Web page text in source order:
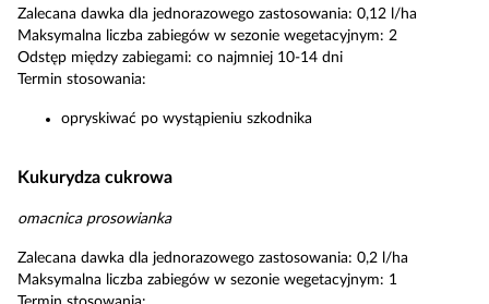
Zalecana dawka dla jednorazowego zastosowania: 0,12 l/ha
Maksymalna liczba zabiegów w sezonie wegetacyjnym: 2
Odstęp między zabiegami: co najmniej 10-14 dni
Termin stosowania:
opryskiwać po wystąpieniu szkodnika
Kukurydza cukrowa
omacnica prosowianka
Zalecana dawka dla jednorazowego zastosowania: 0,2 l/ha
Maksymalna liczba zabiegów w sezonie wegetacyjnym: 1